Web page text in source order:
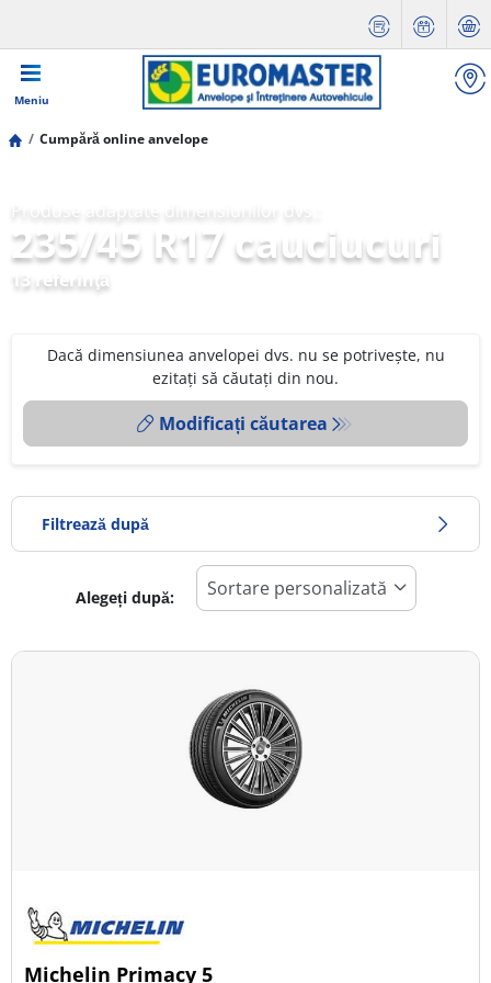
Meniu
Cumpără online anvelope
235/45 R17 cauciucuri
13 referinţă
Dacă dimensiunea anvelopei dvs. nu se potrivește, nu
ezitați să căutați din nou.
Modificați căutarea
Filtrează după
Toate tipurile (13)
Tip autovehicul
Toate tipurile (13)
Alegeți după:
Michelin Primacy 5